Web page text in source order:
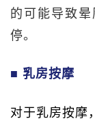
的可能导致
停。
■ 乳房按摩
对于乳房按摩